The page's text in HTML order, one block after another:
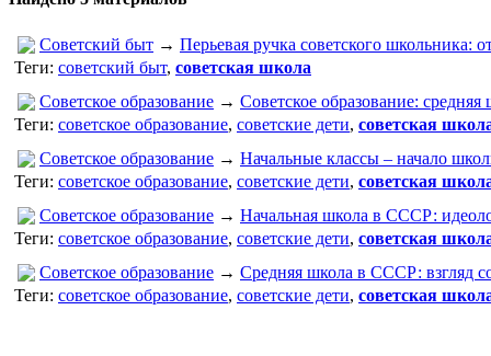
Советский быт → Перьевая ручка советского школьника:
Теги: советский быт, советская школа
Советское образование → Советское образование: средняя
Теги: советское образование, советские дети, советская
Советское образование → Начальные классы – начало
Теги: советское образование, советские дети, советская
Советское образование → Начальная школа в СССР:
Теги: советское образование, советские дети, советская
Советское образование → Средняя школа в СССР: взгляд
Теги: советское образование, советские дети, советская